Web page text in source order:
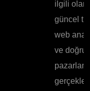
ilgili
güncel
web
ve